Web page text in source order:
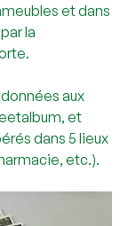
et dans
la
aux
et
dans 5 lieux
etc.).